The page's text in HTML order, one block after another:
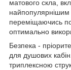
матового скла,
найпопулярнішим
переміщаючись
оптимально
Безпека -
для душових
триплексною